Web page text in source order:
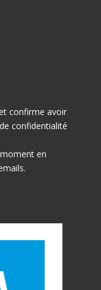
confirme avoir
confidentialité
en